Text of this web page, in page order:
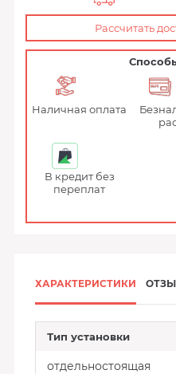
Рассчитать
Наличная оплата
В кредит без
переплат
ХАРАКТЕРИСТИКИ
Тип установки
отдельностоящая